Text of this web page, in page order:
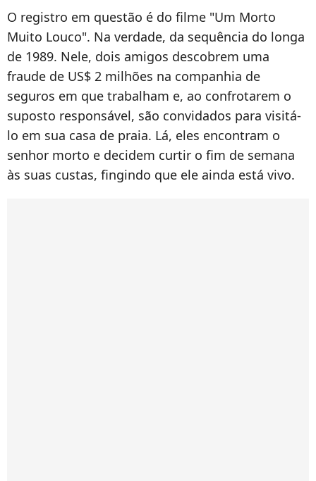
O registro em questão é do filme "Um Morto
Muito Louco". Na verdade, da sequência do longa
de 1989. Nele, dois amigos descobrem uma
fraude de US$ 2 milhões na companhia de
seguros em que trabalham e, ao confrotarem o
suposto responsável, são convidados para visitá-
lo em sua casa de praia. Lá, eles encontram o
senhor morto e decidem curtir o fim de semana
às suas custas, fingindo que ele ainda está vivo.